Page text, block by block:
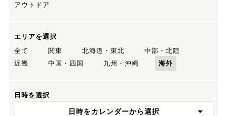
アウトドア
エリアを選択
全て
関東 北海道・東北
中部・北陸
近畿
中国・四国 九州・沖縄 海外
日時を選択
日時をカレンダーから選択